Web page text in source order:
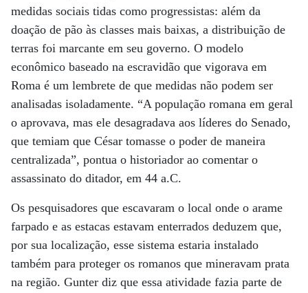
medidas sociais tidas como progressistas: além da
doação de pão às classes mais baixas, a distribuição de
terras foi marcante em seu governo. O modelo
econômico baseado na escravidão que vigorava em
Roma é um lembrete de que medidas não podem ser
analisadas isoladamente. “A população romana em geral
o aprovava, mas ele desagradava aos líderes do Senado,
que temiam que César tomasse o poder de maneira
centralizada”, pontua o historiador ao comentar o
assassinato do ditador, em 44 a.C.
Os pesquisadores que escavaram o local onde o arame
farpado e as estacas estavam enterrados deduzem que,
por sua localização, esse sistema estaria instalado
também para proteger os romanos que mineravam prata
na região. Gunter diz que essa atividade fazia parte de